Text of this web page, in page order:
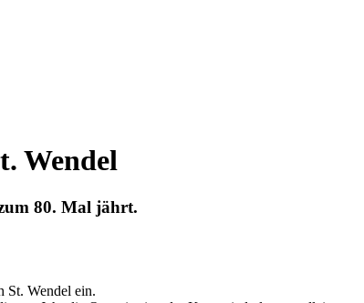
Wendel
80. Mal jährt.
St. Wendel ein.